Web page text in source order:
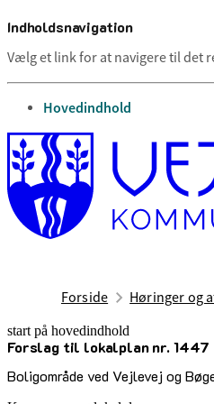
Indholdsnavigation
Vælg et link for at navigere til det
gå til
Hovedindhold
Forside Høringer og
start på hovedindhold
Forslag til lokalplan nr. 1447
Boligområde ved Vejlevej og
senest opdateret 2. juli 2026